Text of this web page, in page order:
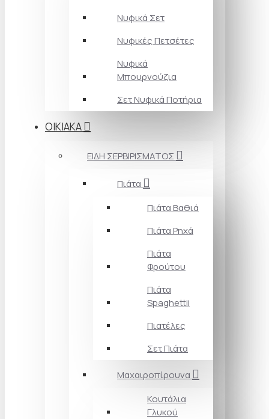
Νυφικά Σετ
Νυφικές Πετσέτες
Νυφικά
Μπουρνούζια
Σετ Νυφικά Ποτήρια
ΟΙΚΙΑΚΑ
ΕΙΔΗ ΣΕΡΒΙΡΙΣΜΑΤΟΣ
Πιάτα
Πιάτα Βαθιά
Πιάτα Ρηχά
Πιάτα
Φρούτου
Πιάτα
Spaghettii
Πιατέλες
Σετ Πιάτα
Μαχαιροπίρουνα
Κουτάλια
Γλυκού